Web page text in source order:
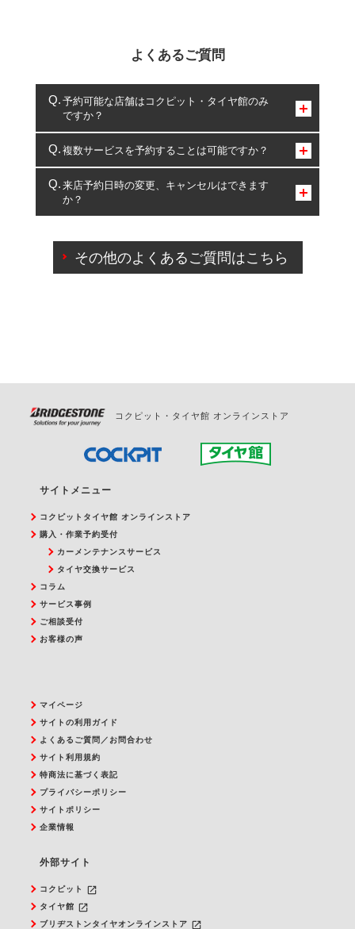
よくあるご質問
予約可能な店舗はコクピット・タイヤ館のみ
ですか？
コクピット・タイヤ館のみとなります。
複数サービスを予約することは可能ですか？
複数サービスのご予約は可能です。
一部の商品・サービスの組み合わせに限り、同時にご予約が
出来ないものもございます。
来店予約日時の変更、キャンセルはできます
か？
ご来店予約日の3営業日前を過ぎている場合のご予約
の日時変更につきましては、直接ご予約の店舗まで
その他のよくあるご質問はこちら
コクピット・タイヤ館 オンラインストア
サイトメニュー
コクピットタイヤ館 オンラインストア
購入・作業予約受付
カーメンテナンスサービス
タイヤ交換サービス
コラム
サービス事例
ご相談受付
お客様の声
マイページ
サイトの利用ガイド
よくあるご質問／お問合わせ
サイト利用規約
特商法に基づく表記
プライバシーポリシー
サイトポリシー
企業情報
外部サイト
コクピット launch
タイヤ館 launch
ブリヂストンタイヤオンラインストア launch